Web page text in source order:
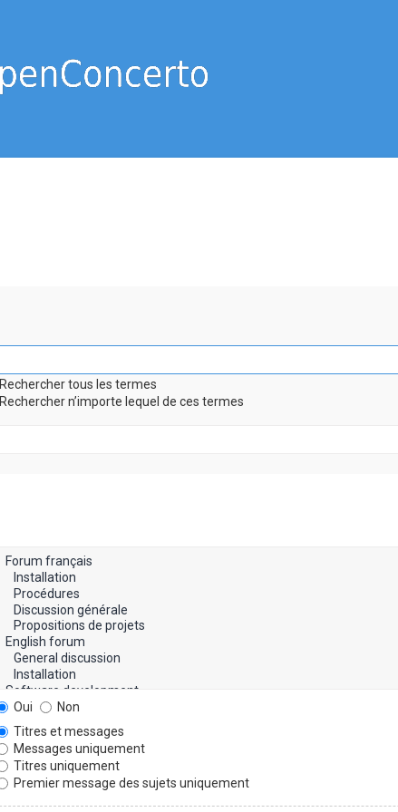
Rechercher tous les termes
Rechercher n’importe lequel de ces termes
Oui
Non
Titres et messages
Messages uniquement
Titres uniquement
Premier message des sujets uniquement